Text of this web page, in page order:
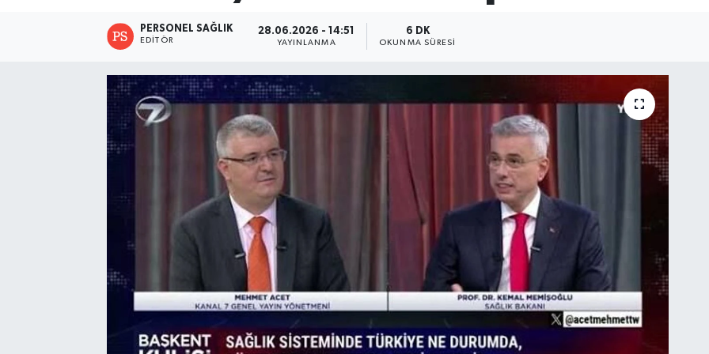
PERSONEL SAĞLIK
EDITÖR
28.06.2026 - 14:51
YAYINLANMA
6 DK
OKUNMA SÜRESI